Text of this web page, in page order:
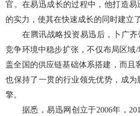
官。在易迅成长的过程中，他打造
的实力，使其在快速成长的同时建立
在腾讯战略投资易迅后，卜广齐
竞争环境中稳步扩张，不仅布局区域
盖全国的供应链基础体系搭建，而且
也保持了一贯的行业领先优势，成为
擎。
据悉，易迅网创立于2006年，